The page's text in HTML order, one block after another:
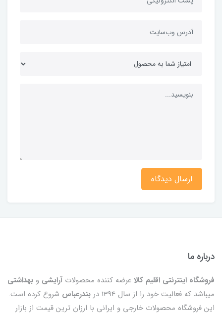
ارسال دیدگاه
درباره ما
فروشگاه اینترنتی اقلیم کالا عرضه کننده محصولات آرایشی و بهداشتی
میباشد که فعالیت خود را از سال 1394 در
بندرعباس شروع کرده است.
این فروشگاه محصولات خارجی و ایرانی با ارزان ترین قیمت از بازار